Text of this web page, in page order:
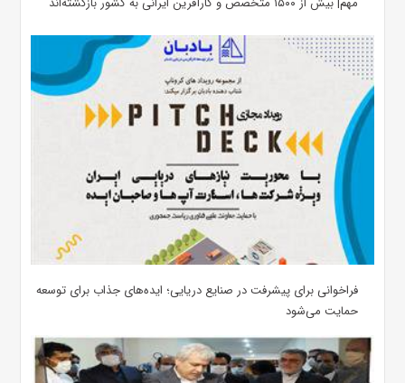
فراخوانی برای پیشرفت در صنایع دریایی؛ ایده‌های جذاب برای توسعه
حمایت می‌شود